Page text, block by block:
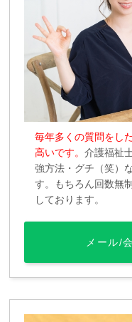
毎年多くの質問をし
高いです。介護福祉
強方法・グチ（笑）
す。もちろん回数無
しております。
メール/